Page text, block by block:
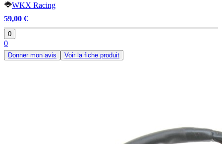
WKX Racing
59,00 €
0
0
Donner mon avis Voir la fiche produit